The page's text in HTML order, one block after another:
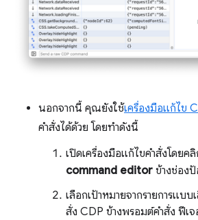
นอกจากนี้ คุณยังใช้เครื่องมือแก้ไข
คําสั่งได้ด้วย โดยทําดังนี้
เปิดเครื่องมือแก้ไขคําสั่งโดยค
command editor ข้างช่อง
เลือกเป้าหมายจากรายการแบ
สั่ง CDP ข้างพรอมต์คำสั่ง ฟีเ